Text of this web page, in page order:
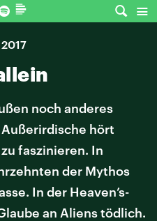
noch anderes
Außerirdische hört
faszinieren. In
der Mythos
In der Heaven’s-
an Aliens tödlich.